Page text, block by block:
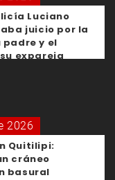
Luciano
juicio por la
padre y el
expareja
2026
Quitilipi:
cráneo
basural